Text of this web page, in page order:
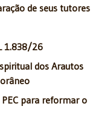
de seus tutores
1.838/26
dos Arautos
para reformar o